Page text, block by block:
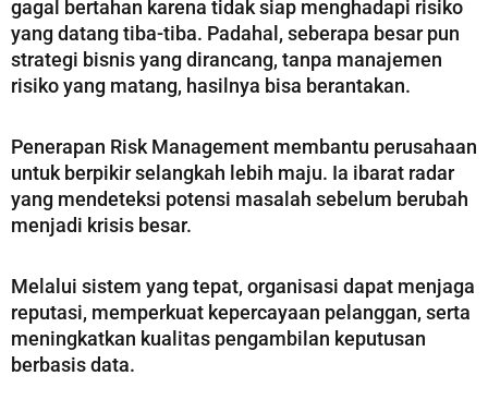
gagal bertahan karena tidak siap menghadapi risiko
yang datang tiba-tiba. Padahal, seberapa besar pun
strategi bisnis yang dirancang, tanpa manajemen
risiko yang matang, hasilnya bisa berantakan.
Penerapan Risk Management membantu perusahaan
untuk berpikir selangkah lebih maju. Ia ibarat radar
yang mendeteksi potensi masalah sebelum berubah
menjadi krisis besar.
Melalui sistem yang tepat, organisasi dapat menjaga
reputasi, memperkuat kepercayaan pelanggan, serta
meningkatkan kualitas pengambilan keputusan
berbasis data.